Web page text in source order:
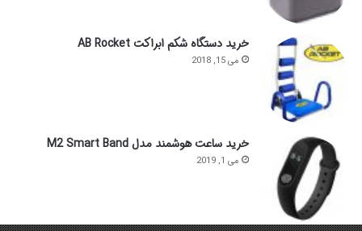
خرید دستگاه شکم ابراکت AB Rocket
می 15, 2018
خرید ساعت هوشمند مدل M2 Smart Band
می 1, 2019